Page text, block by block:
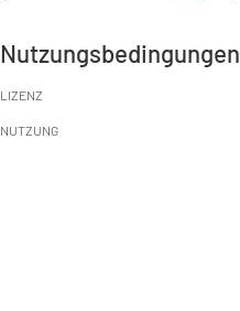
Nutzungsbedingungen
LIZENZ
NUTZUNG